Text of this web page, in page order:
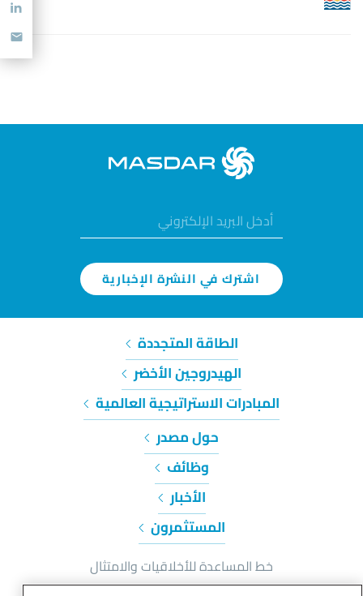
اشترك في النشرة الإخبارية
الطاقة المتجددة
الهيدروجين الأخضر
المبادرات الاستراتيجية العالمية
حول مصدر
وظائف
الأخبار
المستثمرون
خط المساعدة للأخلاقيات والامتثال